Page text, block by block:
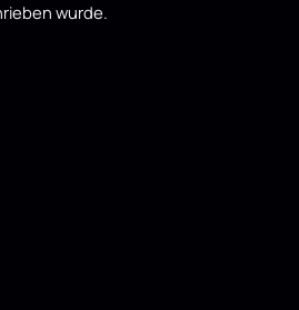
wurde.